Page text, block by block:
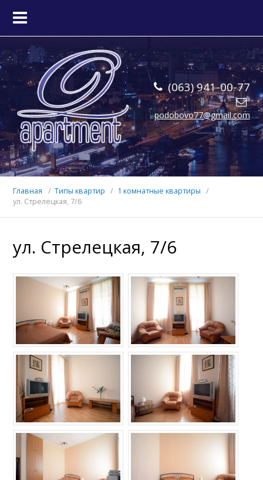
ГЛАВНАЯ
КВАРТИРЫ
О НАС
КОНТАКТЫ
(063) 941-00-77
podobovo77@gmail.com
Главная Типы квартир
1 комнатные квартиры
ул. Стрелецкая, 7/6
ул. Стрелецкая, 7/6